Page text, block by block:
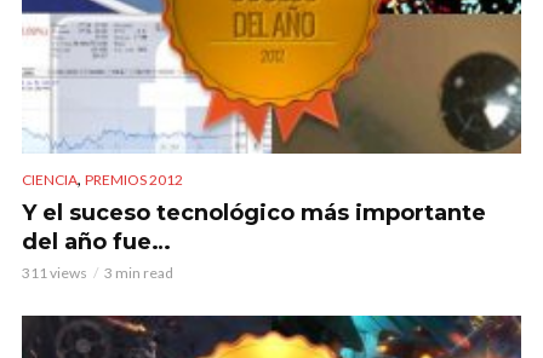
CIENCIA, PREMIOS 2012
Y el suceso tecnológico más importante
del año fue…
311 views 3 min read